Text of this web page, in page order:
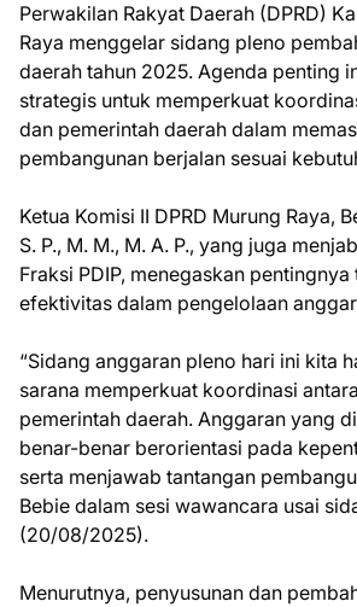
Perwakilan Rakyat Daerah (DPRD)
Raya menggelar sidang pleno
daerah tahun 2025. Agenda penting
strategis untuk memperkuat
dan pemerintah daerah dalam
pembangunan berjalan sesuai
Ketua Komisi II DPRD Murung Raya,
S. P., M. M., M. A. P., yang juga
Fraksi PDIP, menegaskan
efektivitas dalam pengelolaan
“Sidang anggaran pleno hari ini kita
sarana memperkuat koordinasi
pemerintah daerah. Anggaran yang
benar-benar berorientasi pada
serta menjawab tantangan
Bebie dalam sesi wawancara usai
(20/08/2025).
Menurutnya, penyusunan dan